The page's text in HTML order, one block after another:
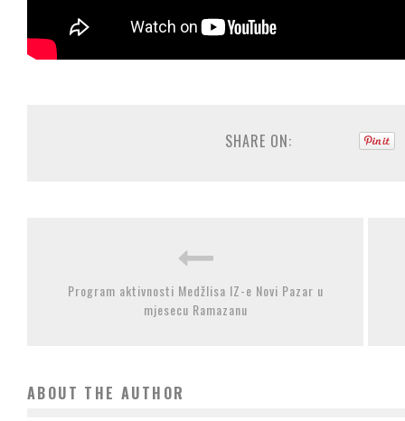
SHARE ON:
Program aktivnosti Medžlisa IZ-e Novi Pazar u
mjesecu Ramazanu
ABOUT THE AUTHOR